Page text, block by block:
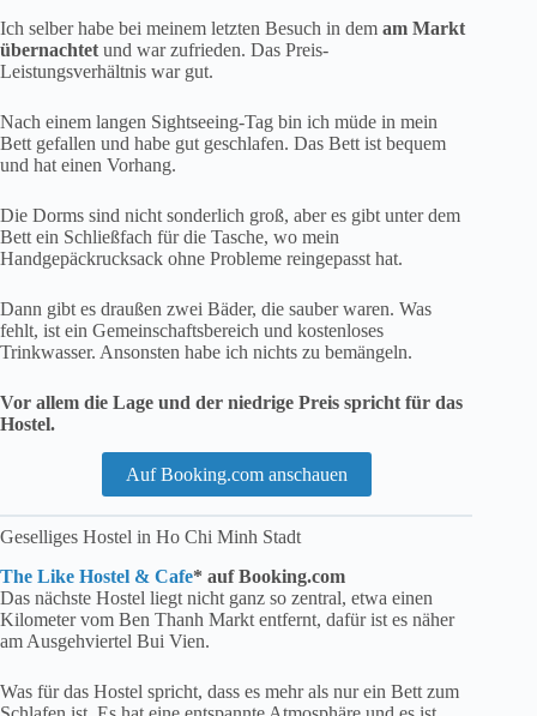
Ich selber habe bei meinem letzten Besuch in dem am Markt
übernachtet und war zufrieden. Das Preis-
Leistungsverhältnis war gut.
Nach einem langen Sightseeing-Tag bin ich müde in mein
Bett gefallen und habe gut geschlafen. Das Bett ist bequem
und hat einen Vorhang.
Die Dorms sind nicht sonderlich groß, aber es gibt unter dem
Bett ein Schließfach für die Tasche, wo mein
Handgepäckrucksack ohne Probleme reingepasst hat.
Dann gibt es draußen zwei Bäder, die sauber waren. Was
fehlt, ist ein Gemeinschaftsbereich und kostenloses
Trinkwasser. Ansonsten habe ich nichts zu bemängeln.
Vor allem die Lage und der niedrige Preis spricht für das
Hostel.
Auf Booking.com anschauen
Geselliges Hostel in Ho Chi Minh Stadt
The Like Hostel & Cafe* auf Booking.com
Das nächste Hostel liegt nicht ganz so zentral, etwa einen
Kilometer vom Ben Thanh Markt entfernt, dafür ist es näher
am Ausgehviertel Bui Vien.
Was für das Hostel spricht, dass es mehr als nur ein Bett zum